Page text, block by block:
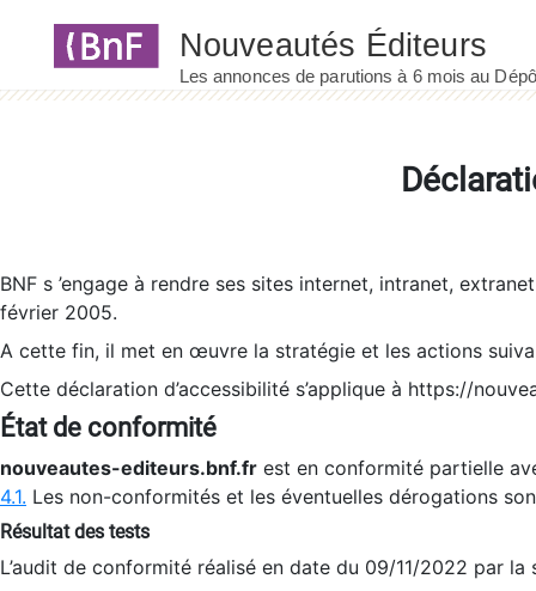
BNF s ’engage à rendre ses sites internet, intranet,
février 2005.
A cette fin, il met en œuvre la stratégie et les actions
Cette déclaration d’accessibilité s’applique à https://
État de conformité
nouveautes-editeurs.bnf.fr est en conformité partielle
4.1. Les non-conformités et les éventuelles dérogations
Résultat des tests
L’audit de conformité réalisé en date du 09/11/2022 par